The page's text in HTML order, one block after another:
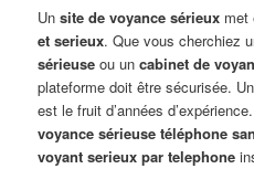
Unsite de voyance sérieux met
et serieux. Que vous cherchiez
sérieuse ou uncabinet de
plateforme doit être sécurisée.
est le fruit d’années
voyance sérieuse téléphone
voyant serieux par telephone